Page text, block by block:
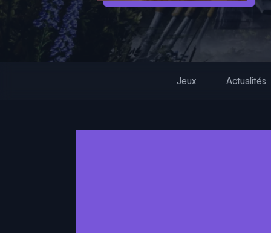
Jeux Actualités